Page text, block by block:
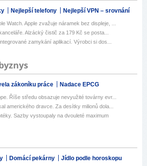
Nejlepší telefony Nejlepší VPN – srovnání
Watch. Apple zvažuje náramek bez displeje, ...
Alzácký čistič za 179 Kč se posta...
zamykání aplikací. Výrobci si dos...
zákoníku práce Nadace EPCG
Říše středu obsazuje nevyužité továrny evr...
amerického dravce. Za desítky milionů dola...
Sazby vystoupaly na dvouleté maximum
Domácí pekárny Jídlo podle horoskopu